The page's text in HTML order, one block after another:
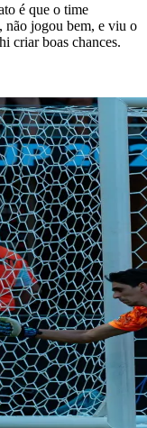
é que o time
, não jogou bem, e viu o
criar boas chances.